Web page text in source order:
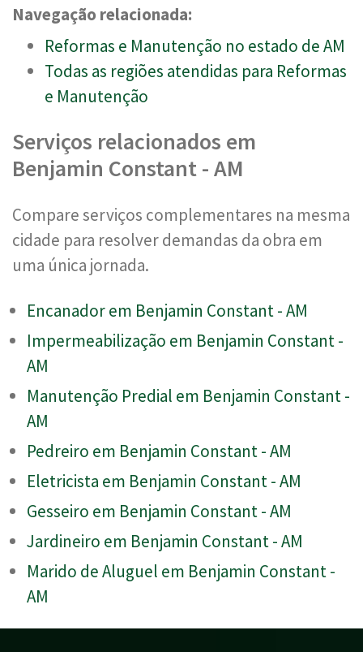
Navegação relacionada:
Reformas e Manutenção no estado de AM
Todas as regiões atendidas para Reformas
e Manutenção
Serviços relacionados em
Benjamin Constant - AM
Compare serviços complementares na mesma
cidade para resolver demandas da obra em
uma única jornada.
Encanador em Benjamin Constant - AM
Impermeabilização em Benjamin Constant -
AM
Manutenção Predial em Benjamin Constant -
AM
Pedreiro em Benjamin Constant - AM
Eletricista em Benjamin Constant - AM
Gesseiro em Benjamin Constant - AM
Jardineiro em Benjamin Constant - AM
Marido de Aluguel em Benjamin Constant -
AM